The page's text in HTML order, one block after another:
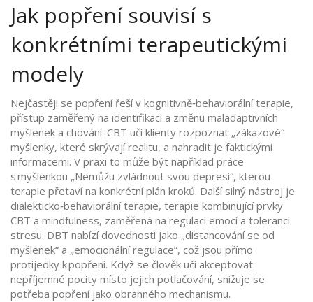
Jak popření souvisí s
konkrétními terapeutickými
modely
Nejčastěji se popření řeší v kognitivně‑behaviorální terapie,
přístup zaměřený na identifikaci a změnu maladaptivních
myšlenek a chování. CBT učí klienty rozpoznat „zákazové“
myšlenky, které skrývají realitu, a nahradit je faktickými
informacemi. V praxi to může být například práce
s myšlenkou „Nemůžu zvládnout svou depresi“, kterou
terapie přetaví na konkrétní plán kroků. Další silný nástroj je
dialekticko‑behaviorální terapie, terapie kombinující prvky
CBT a mindfulness, zaměřená na regulaci emocí a toleranci
stresu. DBT nabízí dovednosti jako „distancování se od
myšlenek“ a „emocionální regulace“, což jsou přímo
protijedky k popření. Když se člověk učí akceptovat
nepříjemné pocity místo jejich potlačování, snižuje se
potřeba popření jako obranného mechanismu.